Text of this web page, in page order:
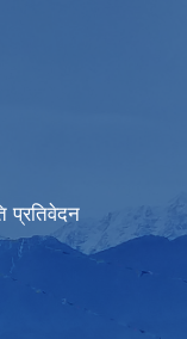
प्रतिवेदन